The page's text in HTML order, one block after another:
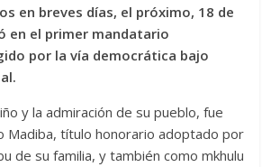
en breves días, el próximo, 18 de
en el primer mandatario
por la vía democrática bajo
y la admiración de su pueblo, fue
Madiba, título honorario adoptado por
de su familia, y también como mkhulu